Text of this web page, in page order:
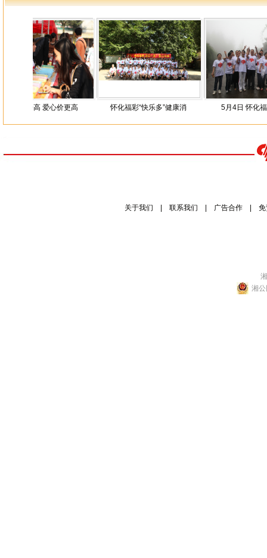
步高 爱心价更高 怀化福彩“快乐多”健康消 5月4日 怀化福彩“庆
关于我们 联系我们 广告合作
湘